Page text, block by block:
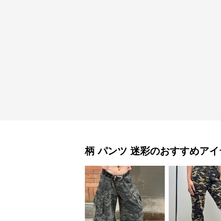
柄 パンツ 迷彩のおすすめア